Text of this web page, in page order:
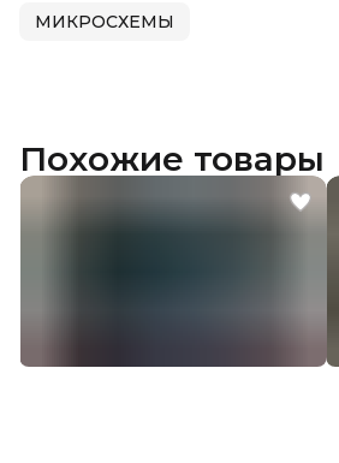
МИКРОСХЕМЫ
Похожие товары